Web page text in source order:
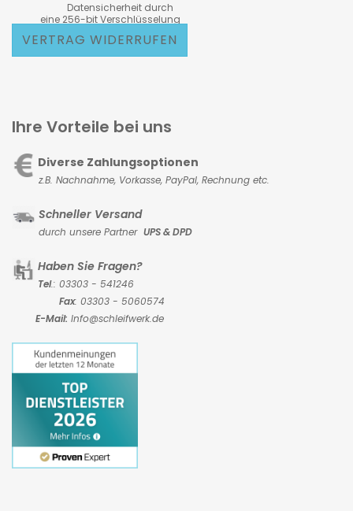
Datensicherheit durch
eine 256-bit Verschlüsselung
VERTRAG WIDERRUFEN
Ihre Vorteile bei uns
Diverse Zahlungsoptionen
z.B. Nachnahme, Vorkasse, PayPal, Rechnung etc.
Schneller Versand
durch unsere Partner UPS & DPD
Haben Sie Fragen?
Tel.: 03303 - 541246
Fax: 03303 - 5060574
E-Mail: Info@schleifwerk.de